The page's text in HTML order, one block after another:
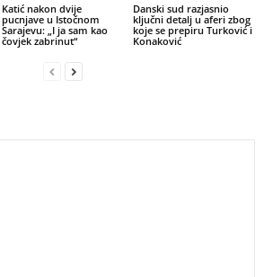
Katić nakon dvije
pucnjave u Istočnom
Sarajevu: „I ja sam kao
čovjek zabrinut“
Danski sud razjasnio
ključni detalj u aferi zbog
koje se prepiru Turković i
Konaković